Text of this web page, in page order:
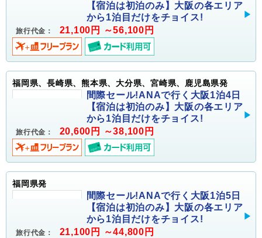
【宿泊は初泊のみ】大阪の各エリア
から1泊目だけをチョイス!
旅行代金： 21,100円 ～56,100円
福岡県、長崎県、熊本県、大分県、宮崎県、鹿児島県発
間際セール!ANAで行く大阪1泊4日
【宿泊は初泊のみ】大阪の各エリア
から1泊目だけをチョイス!
旅行代金： 20,600円 ～38,100円
福岡県発
間際セール!ANAで行く大阪1泊5日
【宿泊は初泊のみ】大阪の各エリア
から1泊目だけをチョイス!
旅行代金： 21,100円 ～44,800円